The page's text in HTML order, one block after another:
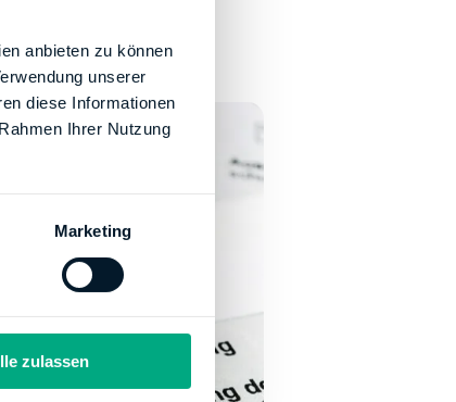
anbieten zu können
unserer
diese Informationen
Ihrer Nutzung
Marketing
zulassen
Du hier.